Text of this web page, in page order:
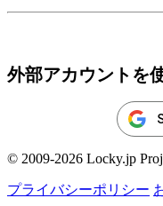
外部アカウントを
© 2009-2026 Locky.jp
プライバシーポリシー